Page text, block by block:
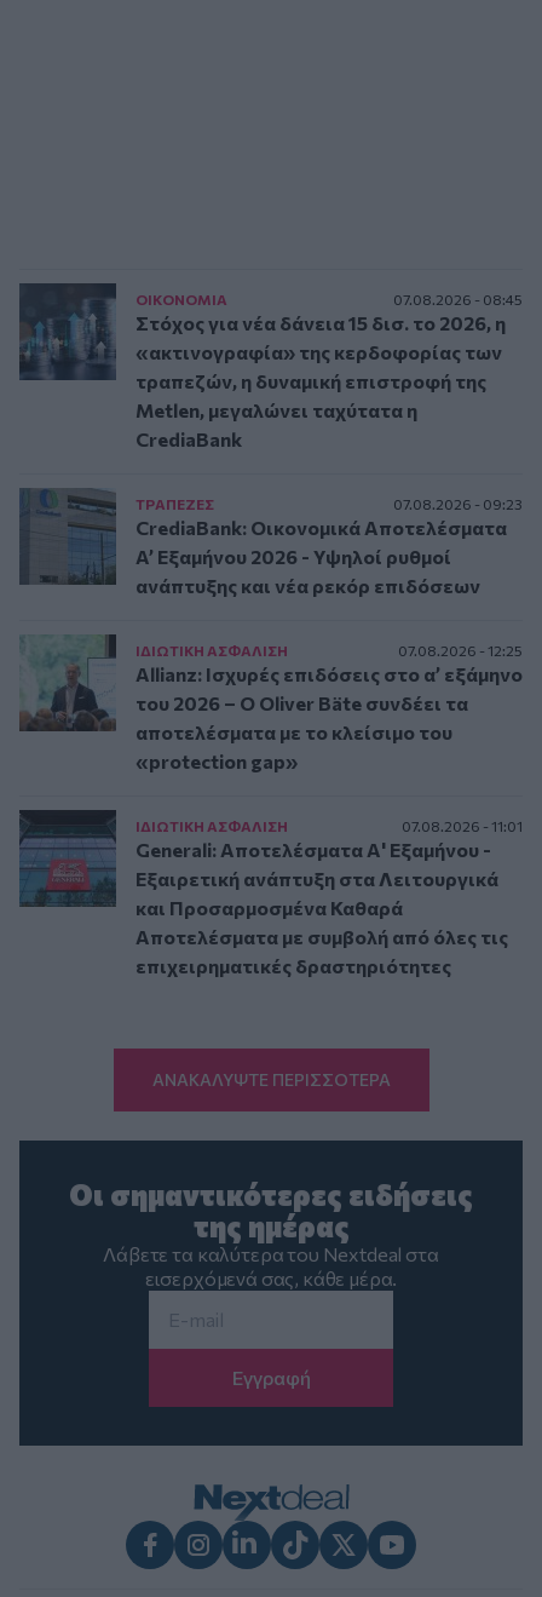
ΟΙΚΟΝΟΜΙΑ 07.08.2026 - 08:45
Στόχος για νέα δάνεια 15 δισ. το 2026, η
«ακτινογραφία» της κερδοφορίας των
τραπεζών, η δυναμική επιστροφή της
Metlen, μεγαλώνει ταχύτατα η
CrediaBank
ΤΡAΠΕΖΕΣ 07.08.2026 - 09:23
CrediaBank: Οικονομικά Αποτελέσματα
A’ Εξαμήνου 2026 - Υψηλοί ρυθμοί
ανάπτυξης και νέα ρεκόρ επιδόσεων
ΙΔΙΩΤΙΚΗ ΑΣΦAΛΙΣΗ 07.08.2026 - 12:25
Allianz: Ισχυρές επιδόσεις στο α’ εξάμηνο
του 2026 – Ο Oliver Bäte συνδέει τα
αποτελέσματα με το κλείσιμο του
«protection gap»
ΙΔΙΩΤΙΚΗ ΑΣΦAΛΙΣΗ 07.08.2026 - 11:01
Generali: Αποτελέσματα Α' Εξαμήνου -
Εξαιρετική ανάπτυξη στα Λειτουργικά
και Προσαρμοσμένα Καθαρά
Αποτελέσματα με συμβολή από όλες τις
επιχειρηματικές δραστηριότητες
ΑΝΑΚΑΛΥΨΤΕ ΠΕΡΙΣΣΟΤΕΡΑ
Οι σημαντικότερες ειδήσεις
της ημέρας
Λάβετε τα καλύτερα του Nextdeal στα
εισερχόμενά σας, κάθε μέρα.